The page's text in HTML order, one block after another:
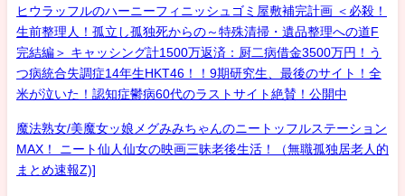
ヒウラッフルのハーニーフィニッシュゴミ屋敷補完計画 ＜必殺！
生前整理人！孤立し孤独死からの～特殊清掃・遺品整理への道F
完結編＞ キャッシング計1500万返済：厨二病借金3500万円！う
つ病統合失調症14年生HKT46！！9期研究生、最後のサイト！全
米が泣いた！認知症鬱病60代のラストサイト絶賛！公開中
魔法熟女/美魔女ッ娘メグみみちゃんのニートッフルステーション
MAX！ ニート仙人仙女の映画三昧老後生活！（無職孤独居老人的
まとめ速報Z)]